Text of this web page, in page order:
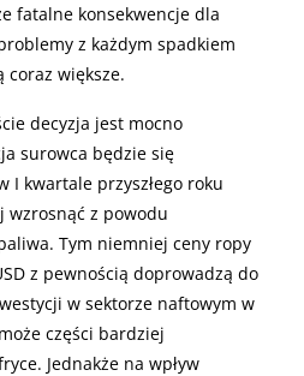
fatalne konsekwencje dla
z każdym spadkiem
coraz większe.
decyzja jest mocno
surowca będzie się
I kwartale przyszłego roku
wzrosnąć z powodu
Tym niemniej ceny ropy
z pewnością doprowadzą do
w sektorze naftowym w
części bardziej
Jednakże na wpływ